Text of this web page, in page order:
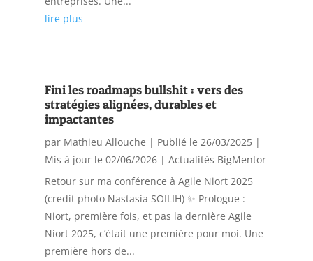
lire plus
Fini les roadmaps bullshit : vers des
stratégies alignées, durables et
impactantes
par Mathieu Allouche | Publié le 26/03/2025 |
Mis à jour le 02/06/2026| Actualités BigMentor
Retour sur ma conférence à Agile Niort 2025
(credit photo Nastasia SOILIH) ✨ Prologue :
Niort, première fois, et pas la dernière Agile
Niort 2025, c’était une première pour moi. Une
première hors de...